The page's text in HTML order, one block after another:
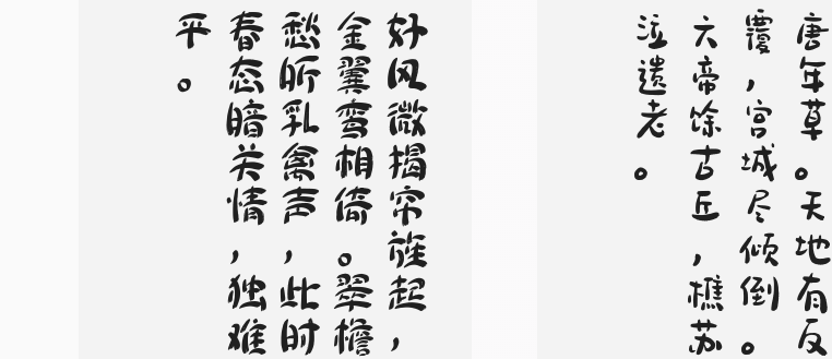
好
风
微
揭
帘
旌
起
，
金
翼
鸾
相
倚
。
翠
檐
愁
听
乳
禽
声
，
此
时
春
态
暗
关
情
，
独
难
平
。 。